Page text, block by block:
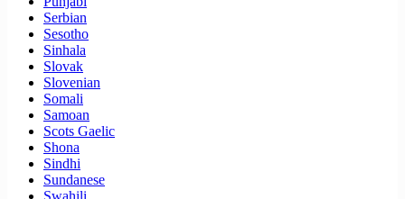
Serbian
Sesotho
Sinhala
Slovak
Slovenian
Somali
Samoan
Scots Gaelic
Shona
Sindhi
Sundanese
Swahili